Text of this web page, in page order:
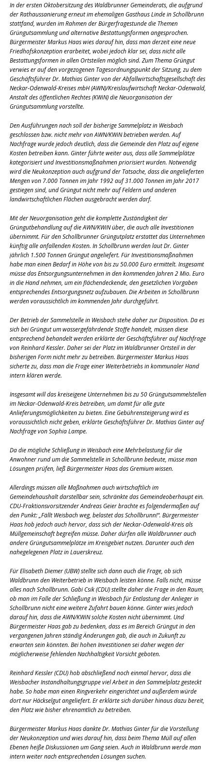
In der ersten Oktobersitzung des Waldbrunner Gemeinderats, die aufgrund
der Rathaussanierung erneut im ehemaligen Gasthaus Linde in Schollbrunn
stattfand, wurden im Rahmen der Bürgerfragestunde die Themen
Grüngutsammlung und alternative Bestattungsformen angesprochen.
Bürgermeister Markus Haas wies darauf hin, dass man derzeit eine neue
Friedhofskonzeption erarbeitet, wobei jedoch klar sei, dass nicht alle
Bestattungsformen in allen Ortsteilen möglich sind. Zum Thema Grüngut
verwies er auf den vorgezogenen Tagesordnungspunkt der Sitzung, zu dem
Geschäftsführer Dr. Mathias Ginter von der Abfallwirtschaftsgesellschaft des
Neckar-Odenwald-Kreises mbH (AWN)/Kreislaufwirtschaft Neckar-Odenwald,
Anstalt des öffentlichen Rechtes (KWiN) die Neuorganisation der
Grüngutsammlung vorstellte.
Den Ausführungen nach soll der bisherige Sammelplatz in Weisbach
geschlossen bzw. nicht mehr von AWN/KWiN betrieben werden. Auf
Nachfrage wurde jedoch deutlich, dass die Gemeinde den Platz auf eigene
Kosten betreiben kann. Ginter führte weiter aus, dass alle Sammelplätze
kategorisiert und Investitionsmaßnahmen priorisiert wurden. Notwendig
wird die Neukonzeption auch aufgrund der Tatsache, dass die angelieferten
Mengen von 7.000 Tonnen im Jahr 1992 auf 31.000 Tonnen im Jahr 2017
gestiegen sind, und Grüngut nicht mehr auf Feldern und anderen
landwirtschaftlichen Flächen ausgebracht werden darf.
Mit der Neuorganisation geht die komplette Zuständigkeit der
Grüngutbehandlung auf die AWN/KWiN über, die auch alle Investitionen
übernimmt. Für den Schollbrunner Grüngutplatz erstattet das Unternehmen
künftig alle anfallenden Kosten. In Schollbrunn werden laut Dr. Ginter
jährlich 1.500 Tonnen Grüngut angeliefert. Für Investitionsmaßnahmen
habe man einen Bedarf in Höhe von bis zu 50.000 Euro ermittelt. Insgesamt
müsse das Entsorgungsunternehmen in den kommenden Jahren 2 Mio. Euro
in die Hand nehmen, um ein flächendeckende, den gesetzlichen Vorgaben
entsprechendes Entsorgungsnetz aufzubauen. Die Arbeiten in Schollbrunn
werden voraussichtlich im kommenden Jahr durchgeführt.
Der Betrieb der Sammelstelle in Weisbach stehe daher zur Disposition. Da es
sich bei Grüngut um wassergefährdende Stoffe handelt, müssen diese
entsprechend behandelt werden erklärte der Geschäftsführer auf Nachfrage
von Reinhard Kessler. Daher sei der Platz im Waldbrunner Ortsteil in der
bisherigen Form nicht mehr zu betreiben. Bürgermeister Markus Haas
sicherte zu, dass man die Frage einer Weiterbetriebs in kommunaler Hand
intern klären werde.
Insgesamt will das kreiseigene Unternehmen bis zu 50 Grüngutsammelstellen
im Neckar-Odenwald-Kreis betreiben, um damit für alle gute
Anlieferungsmöglichkeiten zu bieten. Eine Gebührensteigerung wird es
voraussichtlich nicht geben, erklärte Geschäftsführer Dr. Mathias Ginter auf
Nachfrage von Sophia Lampe.
Da die mögliche Schließung in Weisbach eine Mehrbelastung für die
Anwohner rund um die Sammelstelle in Schollbrunn bedeute, müsse man
Lösungen prüfen, ließ Bürgermeister Haas das Gremium wissen.
Allerdings müssen alle Maßnahmen auch wirtschaftlich im
Gemeindehaushalt darstellbar sein, schränkte das Gemeindeoberhaupt ein.
CDU-Fraktionsvorsitzender Andreas Geier brachte es folgendermaßen auf
den Punkt: „Fällt Weisbach weg, belastet das Schollbrunn!“. Bürgermeister
Haas hob jedoch auch hervor, dass sich der Neckar-Odenwald-Kreis als
Müllgemeinschaft begreifen müsse. Daher dürfen alle Waldbrunner auch
andere Grüngutsammelplätze im Kreisgebiet nutzen. Darunter auch den
nahegelegenen Platz in Lauerskreuz.
Für Elisabeth Diemer (UBW) stellte sich dann auch die Frage, ob sich
Waldbrunn den Weiterbetrieb in Weisbach leisten könne. Falls nicht, müsse
alles nach Schollbrunn. Gabi Csik (CDU) stellte daher die Frage in den Raum,
ob man im Falle der Schließung in Weisbach für Entlastung der Anlieger in
Schollbrunn nicht eine weitere Zufahrt bauen könne. Ginter wies jedoch
darauf hin, dass die AWN/KWiN solche Kosten nicht übernimmt. Und
Bürgermeister Haas gab zu bedenken, dass es im Bereich Grüngut in den
vergangenen Jahren ständig Änderungen gab, die auch in Zukunft zu
erwarten sein könnten. Bei hohen Investitionen sei daher wegen der
möglicherweise fehlenden Nachhaltigkeit Vorsicht geboten.
Reinhard Kessler (CDU) hob abschließend noch einmal hervor, dass die
Weisbacher Instandhaltungsgruppe viel Arbeit in den Sammelplatz gesteckt
habe. So habe man einen Ringverkehr eingerichtet und außerdem würde
dort nur Häckselgut angeliefert. Er erklärte sich darüber hinaus dazu bereit,
den Platz wie bisher ehrenamtlich zu betreiben.
Bürgermeister Markus Haas dankte Dr. Mathias Ginter für die Vorstellung
der Neukonzeption und wies darauf hin, dass beim Thema Müll auf allen
Ebenen heiße Diskussionen um Gang seien. Auch in Waldbrunn werde man
intern weiter nach entsprechenden Lösungen suchen.